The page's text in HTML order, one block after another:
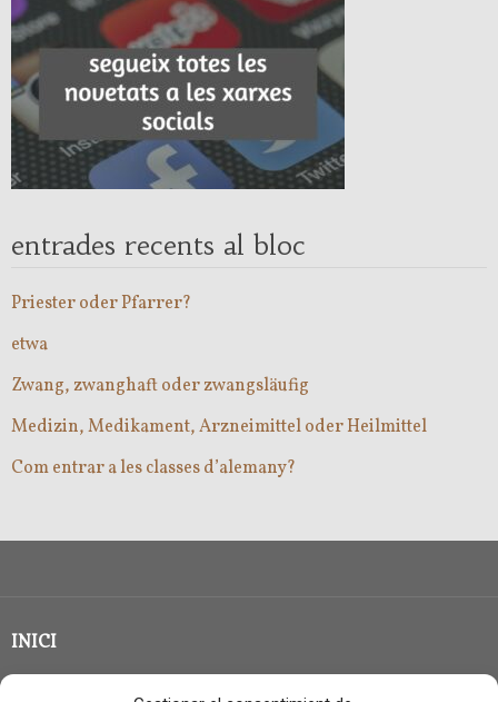
entrades recents al bloc
Priester oder Pfarrer?
etwa
Zwang, zwanghaft oder zwangsläufig
Medizin, Medikament, Arzneimittel oder Heilmittel
Com entrar a les classes d’alemany?
INICI
CLASSE EN GRUP